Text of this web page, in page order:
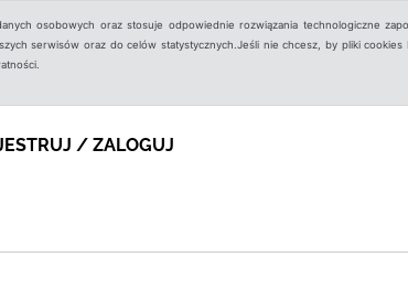
osobowych oraz stosuje odpowiednie rozwiązania technologiczne
serwisów oraz do celów statystycznych.Jeśli nie chcesz, by pliki cookies
/ ZALOGUJ